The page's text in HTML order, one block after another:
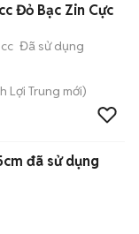
Đỏ Bạc Zin Cực
Đã sử dụng
Lợi Trung mới)
đã sử dụng